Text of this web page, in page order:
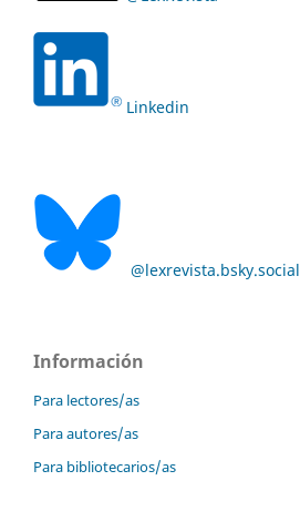
Linkedin
@lexrevista.bsky.social
Información
Para lectores/as
Para autores/as
Para bibliotecarios/as